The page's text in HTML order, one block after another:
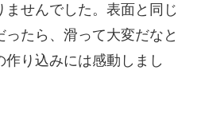
せんでした。表面と同じ
たら、滑って大変だなと
り込みには感動しまし